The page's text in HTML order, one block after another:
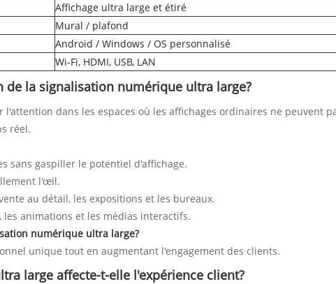
Affichage ultra large et étiré
Mural / plafond
Android / Windows / OS personnalisé
Wi-Fi, HDMI, USB, LAN
la signalisation numérique ultra large?
l'attention dans les espaces où les affichages ordinaires ne peuvent
réel.
sans gaspiller le potentiel d'affichage.
l'œil.
au détail, les expositions et les bureaux.
les animations et les médias interactifs.
numérique ultra large?
unique tout en augmentant l'engagement des clients.
large affecte-t-elle l'expérience client?